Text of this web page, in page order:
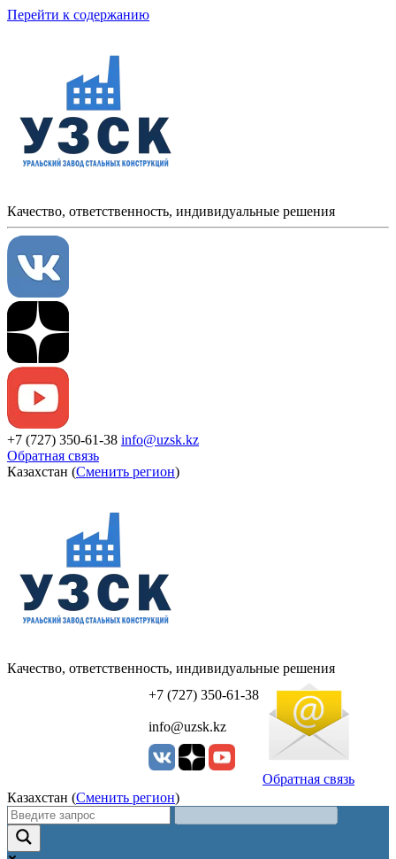
Перейти к содержанию
Качество, ответственность, индивидуальные решения
+7 (727) 350-61-38 info@uzsk.kz
Обратная связь
Казахстан (Сменить регион)
УЗСК Казахстан
Качество, ответственность, индивидуальные решения
+7 (727) 350-61-38
info@uzsk.kz
Обратная связь
Казахстан (Сменить регион)